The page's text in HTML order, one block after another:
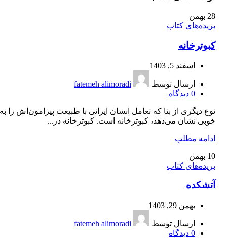
28 بهمن
بریده‌های کتاب
کبوترخانه
اسفند 5, 1403
ارسال توسط
fatemeh alimoradi
0 دیدگاه
نوع دیگری از بنا که تعامل انسان ایرانی با طبیعت پیرامون‌اش را به
خوبی نشان می‌دهد، کبوترخانه است. کبوترخانه در...
ادامه مطلب
10 بهمن
بریده‌های کتاب
آتشکده
بهمن 29, 1403
ارسال توسط
fatemeh alimoradi
0 دیدگاه